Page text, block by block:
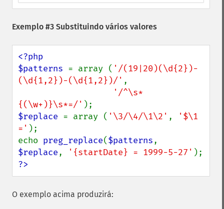
Exemplo #3 Substituindo vários valores
<?php
$patterns = array ( '/(19|20)(\d{2})-
(\d{1,2})-(\d{1,2})/' ,
'/^\s*
{(\w+)}\s*=/'
$replace = array ( '\3/\4/\1\2' ,
'$\1
=' );
echo preg_replace($patterns
$replace, '{startDate} = 1999-5-27'
?>
O exemplo acima produzirá: